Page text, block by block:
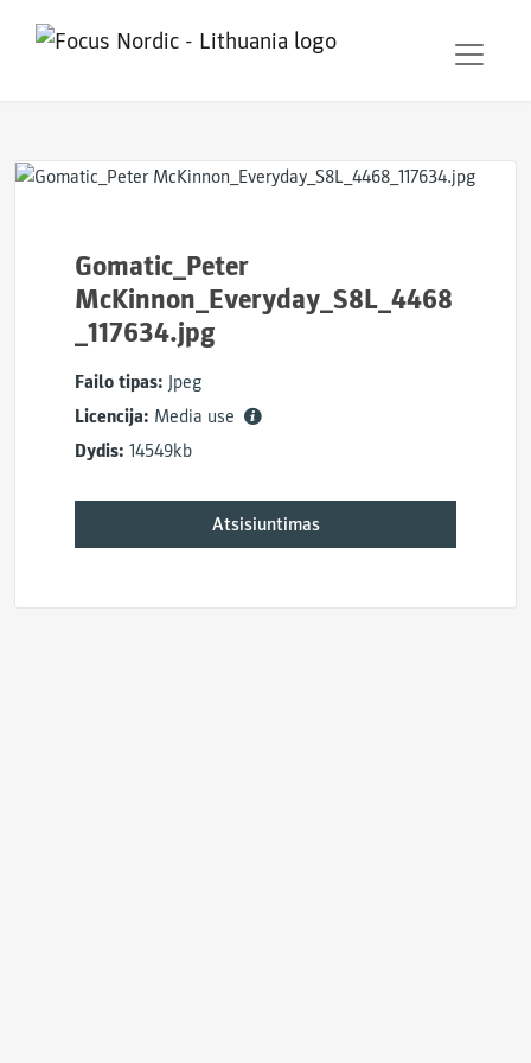
Gomatic_Peter
McKinnon_Everyday_S8L_4468
_117634.jpg
Failo tipas: Jpeg
Licencija: Media use
Dydis: 14549kb
Atsisiuntimas